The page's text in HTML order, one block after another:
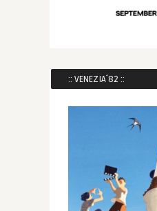
:: VENEZIA´82 ::